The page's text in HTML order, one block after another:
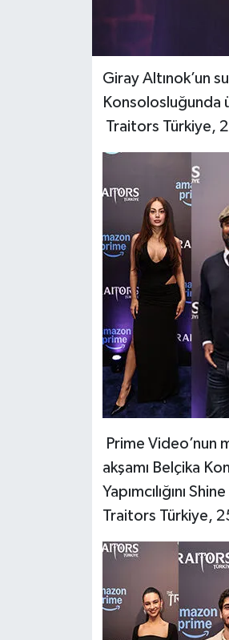
Giray Altınok’un
Konsolosluğunda
Traitors Türkiye,
Prime Video’nun
akşamı Belçika
Yapımcılığını
Traitors Türkiye,